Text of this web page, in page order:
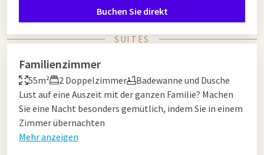
Buchen Sie direkt
SUITES
Familienzimmer
55m² 2 Doppelzimmer
Badewanne und Dusche
Lust auf eine Auszeit mit der ganzen Familie? Machen
Sie eine Nacht besonders gemütlich, indem Sie in einem
Zimmer übernachten
Mehr anzeigen